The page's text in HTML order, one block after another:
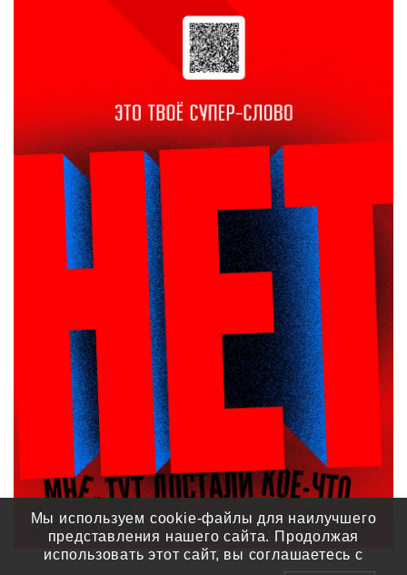
Мы используем cookie-файлы для наилучшего
представления нашего сайта. Продолжая
использовать этот сайт, вы соглашаетесь с